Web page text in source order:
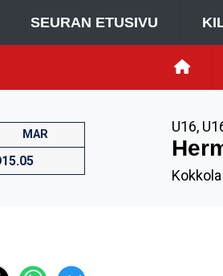
SEURAN ETUSIVU
MAR
15.05
U16,
Kokkola